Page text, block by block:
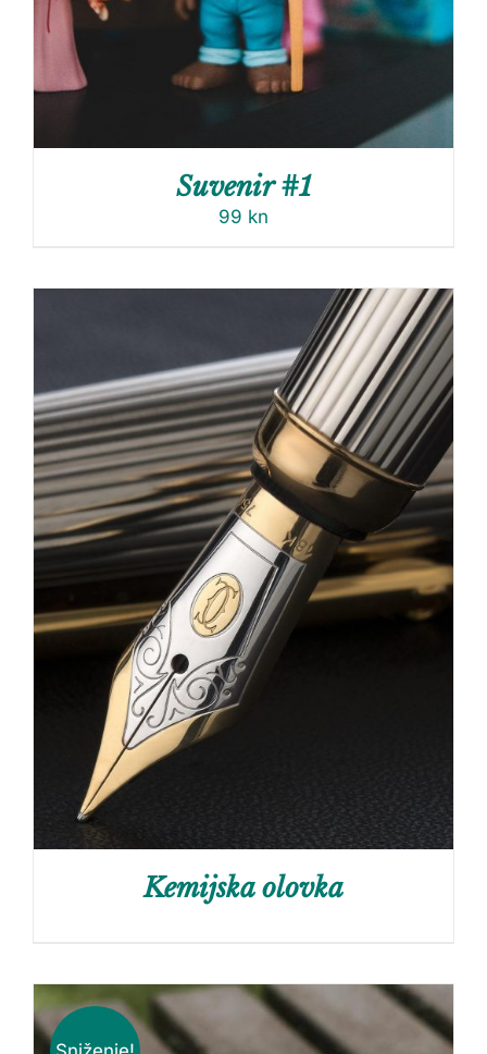
Suvenir #1
99 kn
Kemijska olovka